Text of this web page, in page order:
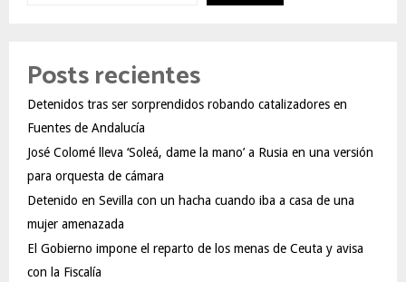
Posts recientes
Detenidos tras ser sorprendidos robando catalizadores en
Fuentes de Andalucía
José Colomé lleva ‘Soleá, dame la mano’ a Rusia en una versión
para orquesta de cámara
Detenido en Sevilla con un hacha cuando iba a casa de una
mujer amenazada
El Gobierno impone el reparto de los menas de Ceuta y avisa
con la Fiscalía